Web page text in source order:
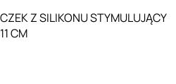
Z SILIKONU STYMULUJĄCY
CM